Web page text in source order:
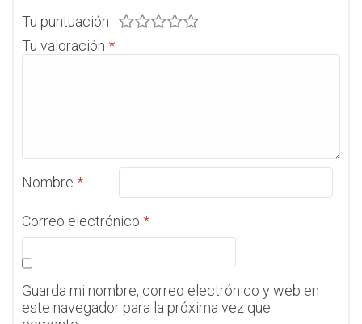
Tu puntuación
Tu valoración *
Nombre *
Correo electrónico *
Guarda mi nombre, correo electrónico y web en
este navegador para la próxima vez que